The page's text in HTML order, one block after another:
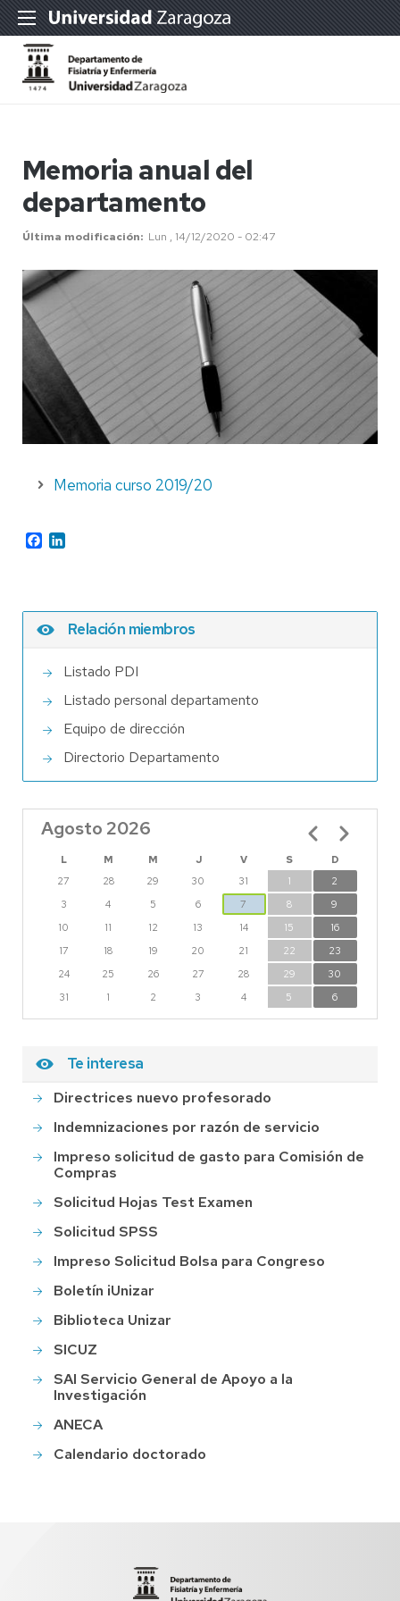
Memoria anual del
departamento
Última modificación Lun , 14/12/2020 - 02:47
Memoria curso 2019/20
Facebook
Relación miembros
Listado PDI
Listado personal departamento
Equipo de dirección
Directorio Departamento
Agosto 2026
L M M J V S
D
27
28 29 30 31 1
2
3
4 5 6 7 8
9
10
11 12 13 14 15
16
17
18 19 20 21 22
23
24
25 26 27 28 29
30
31
1 2 3 4 5 6
Paginación
Te interesa
Directrices nuevo profesorado
Indemnizaciones por razón de servicio
Impreso solicitud de gasto para Comisión de
Compras
Solicitud Hojas Test Examen
Solicitud SPSS
Impreso Solicitud Bolsa para Congreso
Boletín iUnizar
Biblioteca Unizar
SICUZ
SAI Servicio General de Apoyo a la
Investigación
ANECA
Calendario doctorado